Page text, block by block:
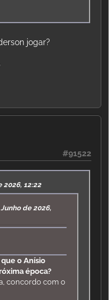
jogar?
#91522
2026, 12:22
de 2026,
que o Anísio
época?
concordo com o